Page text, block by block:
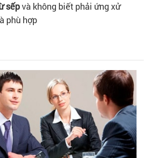
sếpvà không biết phải ứng xử
phù hợp